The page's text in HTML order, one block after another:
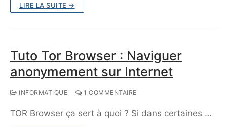
LIRE LA SUITE →
Tuto Tor Browser : Naviguer
anonymement sur Internet
INFORMATIQUE 1 COMMENTAIRE
TOR Browser ça sert à quoi ? Si dans certaines …